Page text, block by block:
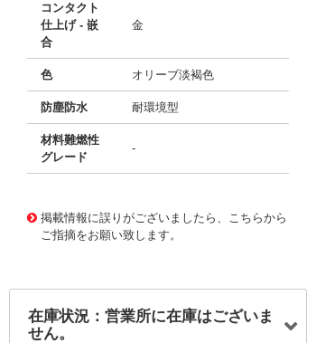
コンタクト
仕上げ - 嵌
合
金
色 オリーブ淡褐色
防塵防水 耐環境型
材料難燃性
グレード
-
掲載情報に誤りがございましたら、こちらから
ご指摘をお願い致します。
在庫状況：営業所に在庫はございま
せん。